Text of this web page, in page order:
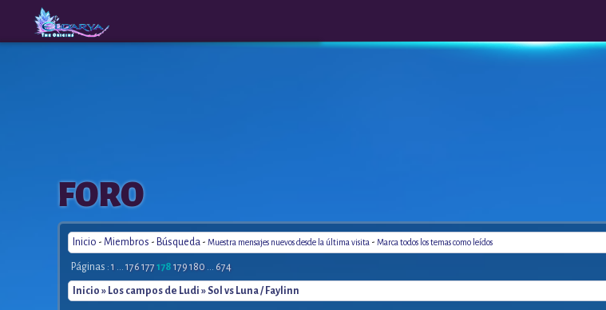
The
Origins
FORO
Inicio - Miembros - Búsqueda - Muestra mensajes nuevos desde la última visita - Marca todos los temas como leídos
Páginas : 1 ... 176 177 178 179 180 ... 674
Inicio » Los campos de Ludi » Sol vs Luna / Faylinn